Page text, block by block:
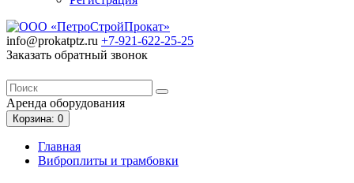
info@prokatptz.ru +7-921-622-25-25
Заказать обратный звонок
Аренда оборудования
Корзина: 0
Главная
Виброплиты и трамбовки